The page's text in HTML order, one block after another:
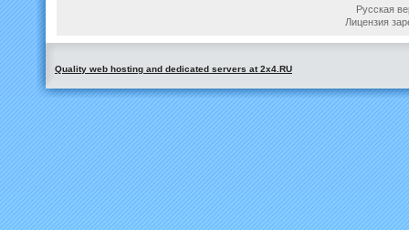
Русская
Лицензия
Quality web hosting and dedicated servers at 2x4.RU